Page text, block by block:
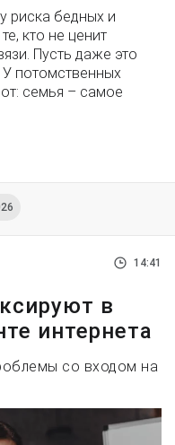
риска бедных и
кто не ценит
Пусть даже это
потомственных
семья – самое
14:41
в
интернета
со входом на